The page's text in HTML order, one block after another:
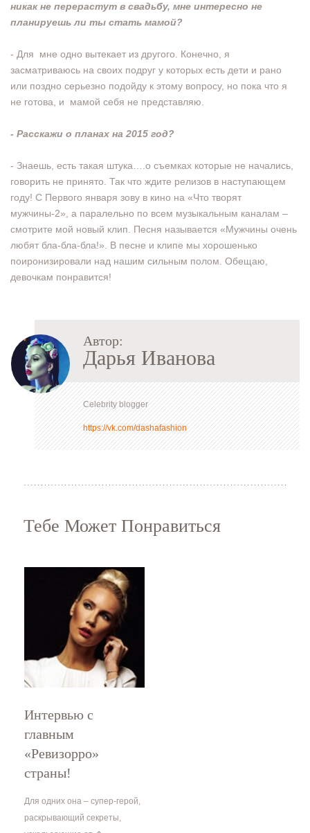
никак не перерастут в свадьбу, мне интересно не
планируешь ли ты стать мамой?
- Для мне одно вытекает из другого. Конечно, я
засматриваюсь на своих подруг у которых есть дети и рано
или поздно серьезно подойду к этому вопросу, но пока что я
не готова, и мамой себя не представляю.
- Расскажи о планах на 2015 год?
- Знаешь, есть такая штука….о съемках которые не начались,
говорить не принято. Так что ждите релизов в наступающем
году! С Первого января зову в кино на «Что творят
мужчины-2», а паралельно по всем музыкальным каналам –
смотрите мой новый клип. Песня называется «Мужчины очень
любят бла-бла-бла!». В песне и клипе мы хорошенько
поиронизировали над нашим сильным полом. Обещаю,
девочкам понравится!
Автор:
Дарья Иванова
Celebrity blogger
https://vk.com/dashafashion
Тебе Может Понравиться
Интервью с
главным
«Ревизорро»
страны!
Для одних она – супер-герой,
раскрывающий секреты,